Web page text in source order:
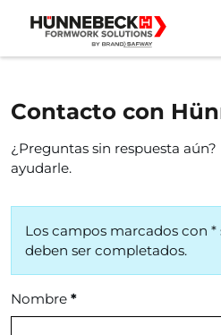
directamente al contenido de
directamente al menú principal
Contacto con
¿Preguntas sin respuesta
ayudarle.
Los campos marcados con
deben ser completados.
Nombre *